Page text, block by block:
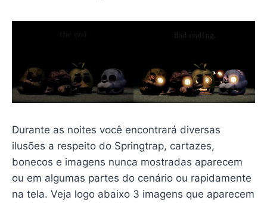
Durante as noites você encontrará diversas
ilusões a respeito do Springtrap, cartazes,
bonecos e imagens nunca mostradas aparecem
ou em algumas partes do cenário ou rapidamente
na tela. Veja logo abaixo 3 imagens que aparecem